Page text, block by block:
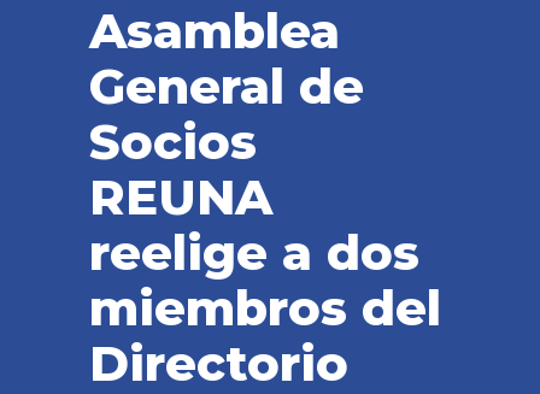
Asamblea
General de
Socios
REUNA
reelige a dos
miembros del
Directorio